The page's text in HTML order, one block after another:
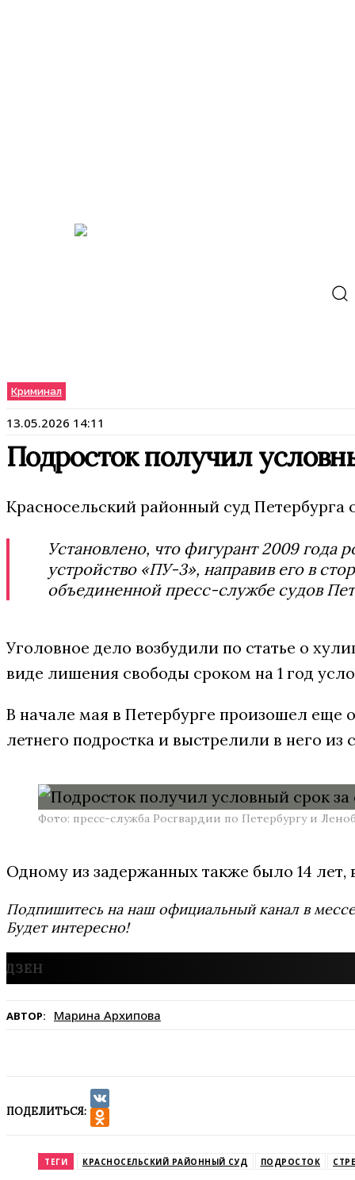
Криминал
13.05.2026 14:11
Подросток получил
Красносельский районный суд Петербурга
Установлено, что фигурант 2009 года
устройство «ПУ-3», направив его в
объединенной пресс-службе судов
Уголовное дело возбудили по статье о
виде лишения свободы сроком на 1 год
В начале мая в Петербурге произошел
летнего подростка и выстрелили в него из
Фото: пресс-служба Росгвардии по Петербургу и
Одному из задержанных также было 14 лет,
Подпишитесь на наш официальный канал в
Будет интересно!
АВТОР: Марина Архипова
ПОДЕЛИТЬСЯ:
VK
ТЕГИ КРАСНОСЕЛЬСКИЙ РАЙОННЫЙ СУД ПОДРОСТОК